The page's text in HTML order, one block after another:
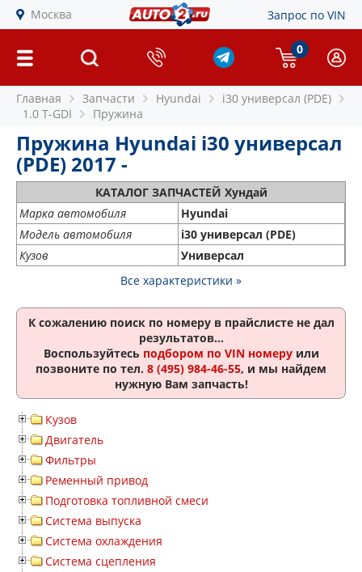
Москва Запрос по VIN
0
Главная Запчасти Hyundai
i30 универсал (PDE)
1.0 T-GDI
Пружина
Пружина Hyundai i30 универсал
(PDE) 2017 -
КАТАЛОГ ЗАПЧАСТЕЙ Хундай
Марка автомобиля
Hyundai
Модель автомобиля
i30 универсал (PDE)
Кузов
Универсал
Все характеристики »
К сожалению поиск по номеру в прайслисте не дал
результатов...
Воспользуйтесь подбором по VIN номеруили
позвоните по тел. 8 (495) 984-46-55, и мы найдем
нужную Вам запчасть!
Кузов
Двигатель
Фильтры
Ременный привод
Подготовка топливной смеси
Система выпуска
Система охлаждения
Система сцепления